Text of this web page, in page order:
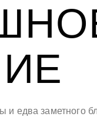
и едва заметного